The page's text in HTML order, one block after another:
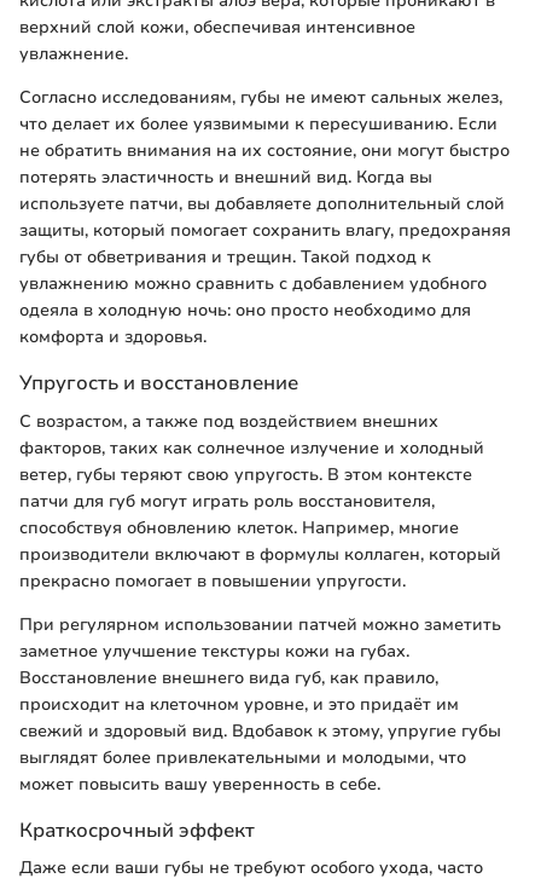
верхний слой кожи, обеспечивая интенсивное
увлажнение.
Согласно исследованиям, губы не имеют сальных желез,
что делает их более уязвимыми к пересушиванию. Если
не обратить внимания на их состояние, они могут быстро
потерять эластичность и внешний вид. Когда вы
используете патчи, вы добавляете дополнительный слой
защиты, который помогает сохранить влагу, предохраняя
губы от обветривания и трещин. Такой подход к
увлажнению можно сравнить с добавлением удобного
одеяла в холодную ночь: оно просто необходимо для
комфорта и здоровья.
Упругость и восстановление
С возрастом, а также под воздействием внешних
факторов, таких как солнечное излучение и холодный
ветер, губы теряют свою упругость. В этом контексте
патчи для губ могут играть роль восстановителя,
способствуя обновлению клеток. Например, многие
производители включают в формулы коллаген, который
прекрасно помогает в повышении упругости.
При регулярном использовании патчей можно заметить
заметное улучшение текстуры кожи на губах.
Восстановление внешнего вида губ, как правило,
происходит на клеточном уровне, и это придаёт им
свежий и здоровый вид. Вдобавок к этому, упругие губы
выглядят более привлекательными и молодыми, что
может повысить вашу уверенность в себе.
Краткосрочный эффект
Даже если ваши губы не требуют особого ухода, часто